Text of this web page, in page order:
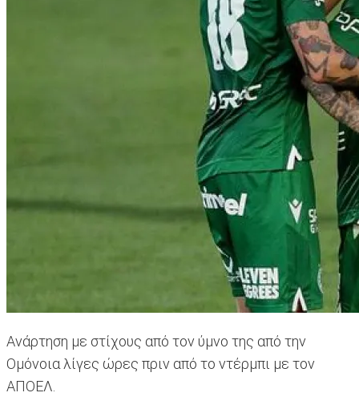
Ανάρτηση με στίχους από τον ύμνο της από την
Ομόνοια λίγες ώρες πριν από το ντέρμπι με τον
ΑΠΟΕΛ.